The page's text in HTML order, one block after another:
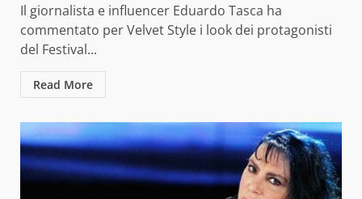
Il giornalista e influencer Eduardo Tasca ha
commentato per Velvet Style i look dei protagonisti
del Festival...
Read More